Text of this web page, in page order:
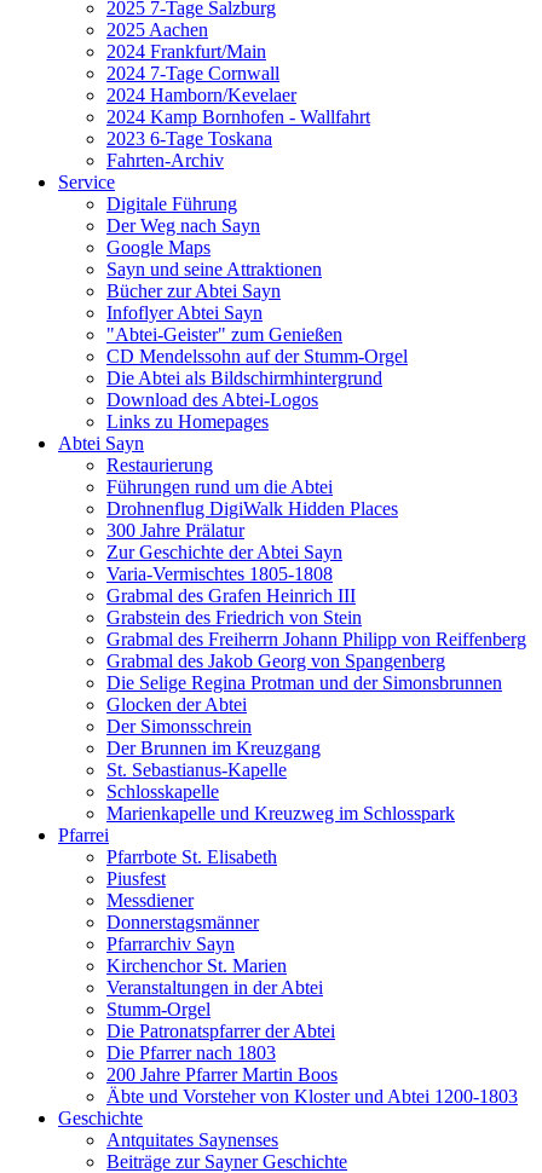
2025 7-Tage Salzburg
2025 Aachen
2024 Frankfurt/Main
2024 7-Tage Cornwall
2024 Hamborn/Kevelaer
2024 Kamp Bornhofen - Wallfahrt
2023 6-Tage Toskana
Fahrten-Archiv
Service
Digitale Führung
Der Weg nach Sayn
Google Maps
Sayn und seine Attraktionen
Bücher zur Abtei Sayn
Infoflyer Abtei Sayn
"Abtei-Geister" zum Genießen
CD Mendelssohn auf der Stumm-Orgel
Die Abtei als Bildschirmhintergrund
Download des Abtei-Logos
Links zu Homepages
Abtei Sayn
Restaurierung
Führungen rund um die Abtei
Drohnenflug DigiWalk Hidden Places
300 Jahre Prälatur
Zur Geschichte der Abtei Sayn
Varia-Vermischtes 1805-1808
Grabmal des Grafen Heinrich III
Grabstein des Friedrich von Stein
Grabmal des Freiherrn Johann Philipp von Reiffenberg
Grabmal des Jakob Georg von Spangenberg
Die Selige Regina Protman und der Simonsbrunnen
Glocken der Abtei
Der Simonsschrein
Der Brunnen im Kreuzgang
St. Sebastianus-Kapelle
Schlosskapelle
Marienkapelle und Kreuzweg im Schlosspark
Pfarrei
Pfarrbote St. Elisabeth
Piusfest
Messdiener
Donnerstagsmänner
Pfarrarchiv Sayn
Kirchenchor St. Marien
Veranstaltungen in der Abtei
Stumm-Orgel
Die Patronatspfarrer der Abtei
Die Pfarrer nach 1803
200 Jahre Pfarrer Martin Boos
Äbte und Vorsteher von Kloster und Abtei 1200-1803
Geschichte
Antquitates Saynenses
Beiträge zur Sayner Geschichte